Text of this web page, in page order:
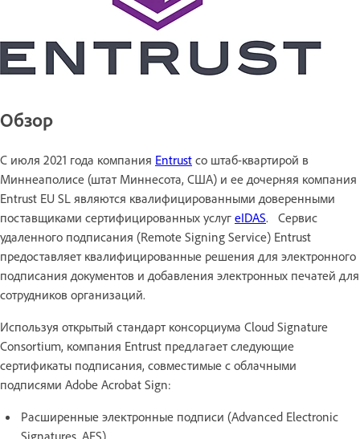
Обзор
С июля 2021 года компания Entrust со штаб-квартирой в
Миннеаполисе (штат Миннесота, США) и ее дочерняя компания
Entrust EU SL являются квалифицированными доверенными
поставщиками сертифицированных услуг eIDAS. Сервис
удаленного подписания (Remote Signing Service) Entrust
предоставляет квалифицированные решения для электронного
подписания документов и добавления электронных печатей для
сотрудников организаций.
Используя открытый стандарт консорциума Cloud Signature
Consortium, компания Entrust предлагает следующие
сертификаты подписания, совместимые с облачными
подписями Adobe Acrobat Sign:
Расширенные электронные подписи (Advanced Electronic
Signatures, AES)